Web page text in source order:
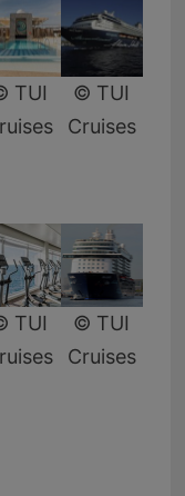
TUI
© TUI
Cruises
TUI
© TUI
Cruises